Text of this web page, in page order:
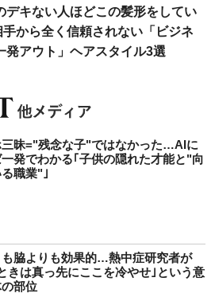
デキない人ほどこの髪形をしてい
手から全く信頼されない「ビジネ
発アウト」ヘアスタイル3選
三昧="残念な子"ではなかった…AIに
一発でわかる｢子供の隠れた才能と"向
職業"｣
脇よりも効果的…熱中症研究者が
きは真っ先にここを冷やせ｣という意
部位